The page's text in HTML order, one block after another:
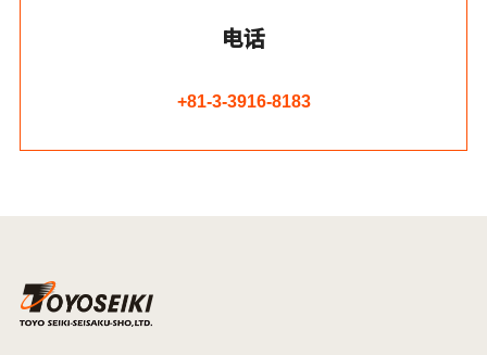
电话
+81-3-3916-8183